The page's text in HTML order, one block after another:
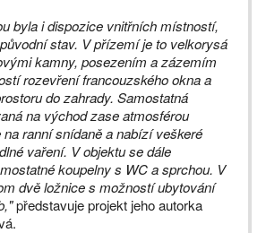
byla i dispozice vnitřních místností,
stav. V přízemí je to velkorysá
kamny, posezením a zázemím
rozevření francouzského okna a
do zahrady. Samostatná
na východ zase atmosférou
na ranní snídaně a nabízí veškeré
vaření. V objektu se dále
koupelny s WC a sprchou. V
dvě ložnice s možností ubytování
představuje projekt jeho autorka